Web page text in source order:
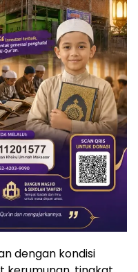
dengan kondisi